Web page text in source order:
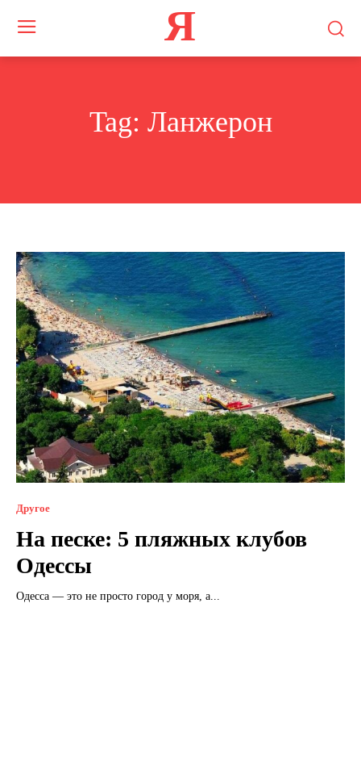
Я
Tag: Ланжерон
Другое
На песке: 5 пляжных клубов
Одессы
Одесса — это не просто город у моря, а...